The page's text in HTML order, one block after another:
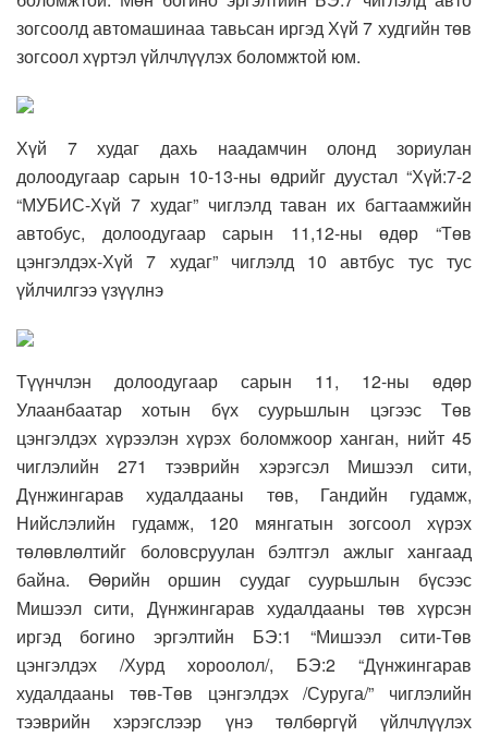
зогсоолд автомашинаа тавьсан иргэд Хүй 7 худгийн төв
зогсоол хүртэл үйлчлүүлэх боломжтой юм.
Хүй 7 худаг дахь наадамчин олонд зориулан
долоодугаар сарын 10-13-ны өдрийг дуустал “Хүй:7-2
“МУБИС-Хүй 7 худаг” чиглэлд таван их багтаамжийн
автобус, долоодугаар сарын 11,12-ны өдөр “Төв
цэнгэлдэх-Хүй 7 худаг” чиглэлд 10 автбус тус тус
үйлчилгээ үзүүлнэ
Түүнчлэн долоодугаар сарын 11, 12-ны өдөр
Улаанбаатар хотын бүх суурьшлын цэгээс Төв
цэнгэлдэх хүрээлэн хүрэх боломжоор ханган, нийт 45
чиглэлийн 271 тээврийн хэрэгсэл Мишээл сити,
Дүнжингарав худалдааны төв, Гандийн гудамж,
Нийслэлийн гудамж, 120 мянгатын зогсоол хүрэх
төлөвлөлтийг боловсруулан бэлтгэл ажлыг хангаад
байна. Өөрийн оршин суудаг суурьшлын бүсээс
Мишээл сити, Дүнжингарав худалдааны төв хүрсэн
иргэд богино эргэлтийн БЭ:1 “Мишээл сити-Төв
цэнгэлдэх /Хурд хороолол/, БЭ:2 “Дүнжингарав
худалдааны төв-Төв цэнгэлдэх /Суруга/” чиглэлийн
тээврийн хэрэгслээр үнэ төлбөргүй үйлчлүүлэх